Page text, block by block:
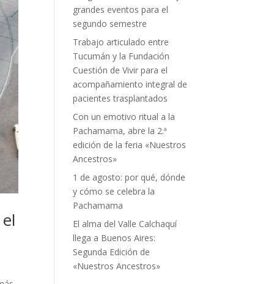
grandes eventos para el
segundo semestre
Trabajo articulado entre
Tucumán y la Fundación
Cuestión de Vivir para el
acompañamiento integral de
pacientes trasplantados
Con un emotivo ritual a la
Pachamama, abre la 2.ª
edición de la feria «Nuestros
Ancestros»
1 de agosto: por qué, dónde
y cómo se celebra la
Pachamama
El alma del Valle Calchaquí
llega a Buenos Aires:
Segunda Edición de
«Nuestros Ancestros»